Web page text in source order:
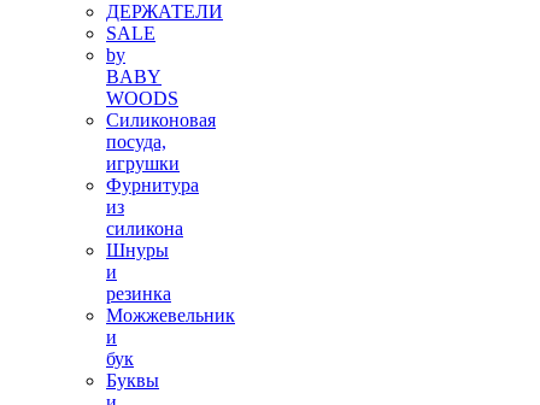
ДЕРЖАТЕЛИ
SALE
by
BABY
WOODS
Силиконовая
посуда,
игрушки
Фурнитура
из
силикона
Шнуры
и
резинка
Можжевельник
и
бук
Буквы